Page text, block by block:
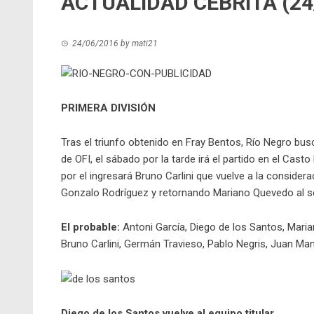
24/06/2016 by mati21
PRIMERA DIVISIÓN
Tras el triunfo obtenido en Fray Bentos, Río Negro
de OFI, el sábado por la tarde irá el partido en el
por el ingresará Bruno Carlini que vuelve a la
Gonzalo Rodríguez y retornando Mariano Quevedo al
El probable: Antoni García, Diego de los Santos,
Bruno Carlini, Germán Travieso, Pablo Negris, Juan